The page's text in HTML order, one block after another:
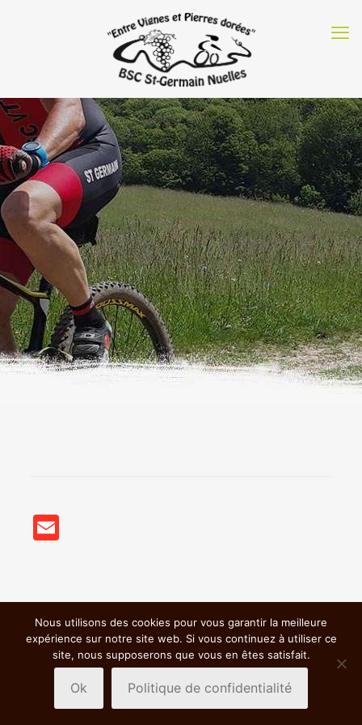
Email
© 2018 BSC VTT St Germain Nuelles | Mentions légales &
Politiques de confidentialité|
Nous utilisons des cookies pour vous garantir la meilleure
expérience sur notre site web. Si vous continuez à utiliser ce
site, nous supposerons que vous en êtes satisfait.
Ok Politique de confidentialité